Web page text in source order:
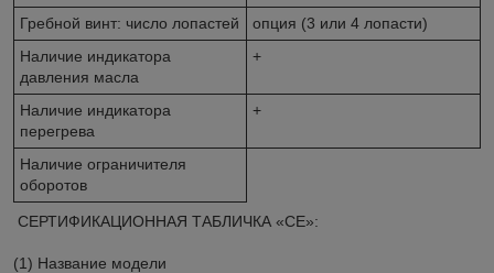
Гребной винт: число лопастей
опция (3 или 4 лопасти)
Наличие индикатора
давления масла
+
Наличие индикатора
перегрева
+
Наличие ограничителя
оборотов
СЕРТИФИКАЦИОННАЯ ТАБЛИЧКА «СЕ»:
(1) Название модели